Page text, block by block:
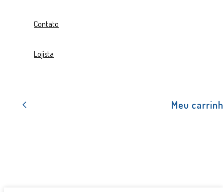
Contato
Lojista
Meu